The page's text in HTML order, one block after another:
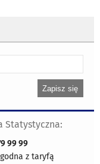
Statystyczna:
99 99
z taryfą